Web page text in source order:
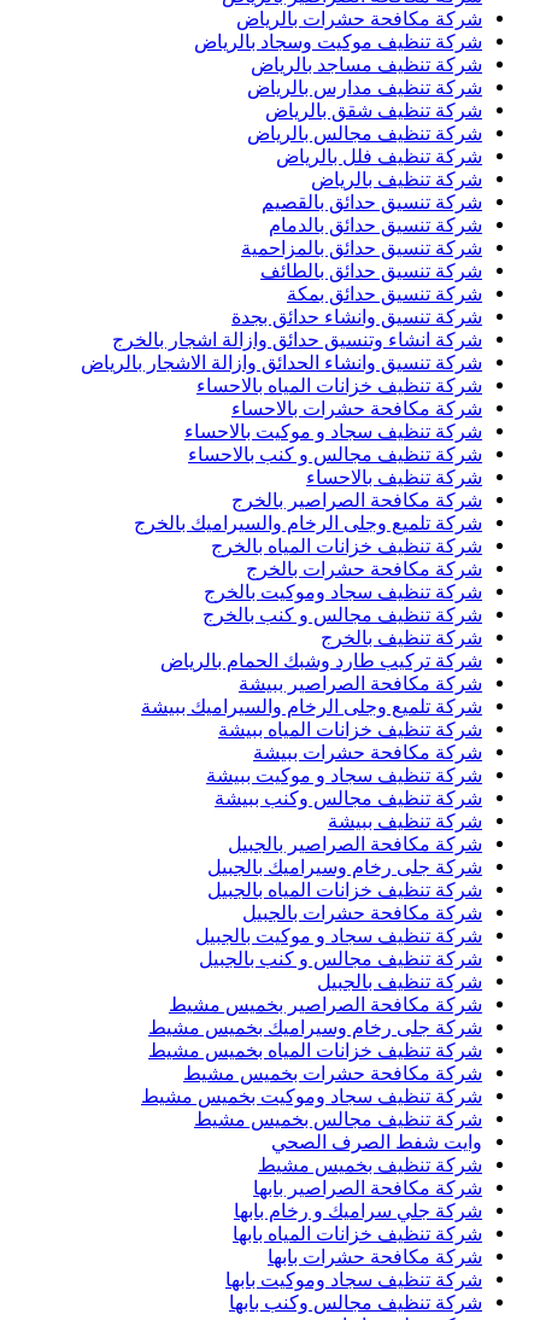
شركة مكافحة حشرات بالرياض
شركة تنظيف موكيت وسجاد بالرياض
شركة تنظيف مساجد بالرياض
شركة تنظيف مدارس بالرياض
شركة تنظيف شقق بالرياض
شركة تنظيف مجالس بالرياض
شركة تنظيف فلل بالرياض
شركة تنظيف بالرياض
شركة تنسيق حدائق بالقصيم
شركة تنسيق حدائق بالدمام
شركة تنسيق حدائق بالمزاحمية
شركة تنسيق حدائق بالطائف
شركة تنسيق حدائق بمكة
شركة تنسيق وانشاء حدائق بجدة
شركة انشاء وتنسيق حدائق وازالة اشجار بالخرج
شركة تنسيق وانشاء الحدائق وازالة الاشجار بالرياض
شركة تنظيف خزانات المياه بالاحساء
شركة مكافحة حشرات بالاحساء
شركة تنظيف سجاد و موكيت بالاحساء
شركة تنظيف مجالس و كنب بالاحساء
شركة تنظيف بالاحساء
شركة مكافحة الصراصير بالخرج
شركة تلميع وجلى الرخام والسيراميك بالخرج
شركة تنظيف خزانات المياه بالخرج
شركة مكافحة حشرات بالخرج
شركة تنظيف سجاد وموكيت بالخرج
شركة تنظيف مجالس و كنب بالخرج
شركة تنظيف بالخرج
شركة تركيب طارد وشبك الحمام بالرياض
شركة مكافحة الصراصير ببيشة
شركة تلميع وجلى الرخام والسيراميك ببيشة
شركة تنظيف خزانات المياه ببيشة
شركة مكافحة حشرات ببيشة
شركة تنظيف سجاد و موكيت ببيشة
شركة تنظيف مجالس وكنب ببيشة
شركة تنظيف ببيشة
شركة مكافحة الصراصير بالجبيل
شركة جلى رخام وسيراميك بالجبيل
شركة تنظيف خزانات المياه بالجبيل
شركة مكافحة حشرات بالجبيل
شركة تنظيف سجاد و موكيت بالجبيل
شركة تنظيف مجالس و كنب بالجبيل
شركة تنظيف بالجبيل
شركة مكافحة الصراصير بخميس مشيط
شركة جلى رخام وسيراميك بخميس مشيط
شركة تنظيف خزانات المياه بخميس مشيط
شركة مكافحة حشرات بخميس مشيط
شركة تنظيف سجاد وموكيت بخميس مشيط
شركة تنظيف مجالس بخميس مشيط
وايت شفط الصرف الصحي
شركة تنظيف بخميس مشيط
شركة مكافحة الصراصير بابها
شركة جلي سراميك و رخام بابها
شركة تنظيف خزانات المياه بابها
شركة مكافحة حشرات بابها
شركة تنظيف سجاد وموكيت بابها
شركة تنظيف مجالس وكنب بابها